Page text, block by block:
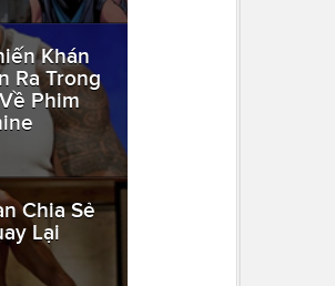
Khán
Ra Trong
Phim
Chia Sẻ
Lại